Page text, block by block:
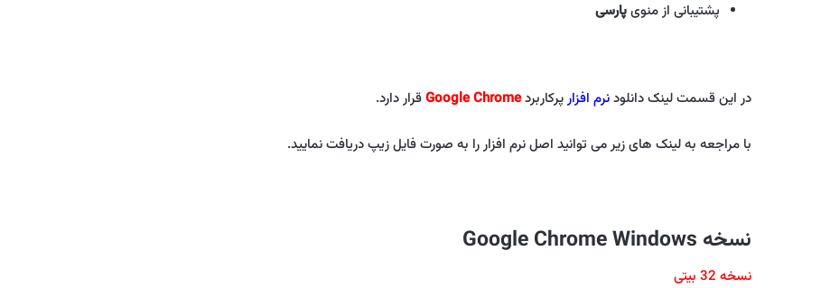
پشتیبانی از منویپارسی
در این قسمت لینک دانلودنرم افزارپرکاربردGoogle Chromeقرار دارد.
با مراجعه به لینک های زیر می توانید اصل نرم افزار را به صورت فایل زیپ دریافت نمایید.
نسخه Google Chrome Windows
نسخه 32 بیتی